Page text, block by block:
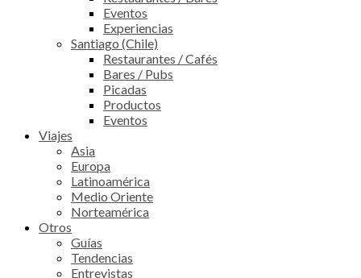
Eventos
Experiencias
Santiago (Chile)
Restaurantes / Cafés
Bares / Pubs
Picadas
Productos
Eventos
Viajes
Asia
Europa
Latinoamérica
Medio Oriente
Norteamérica
Otros
Guías
Tendencias
Entrevistas